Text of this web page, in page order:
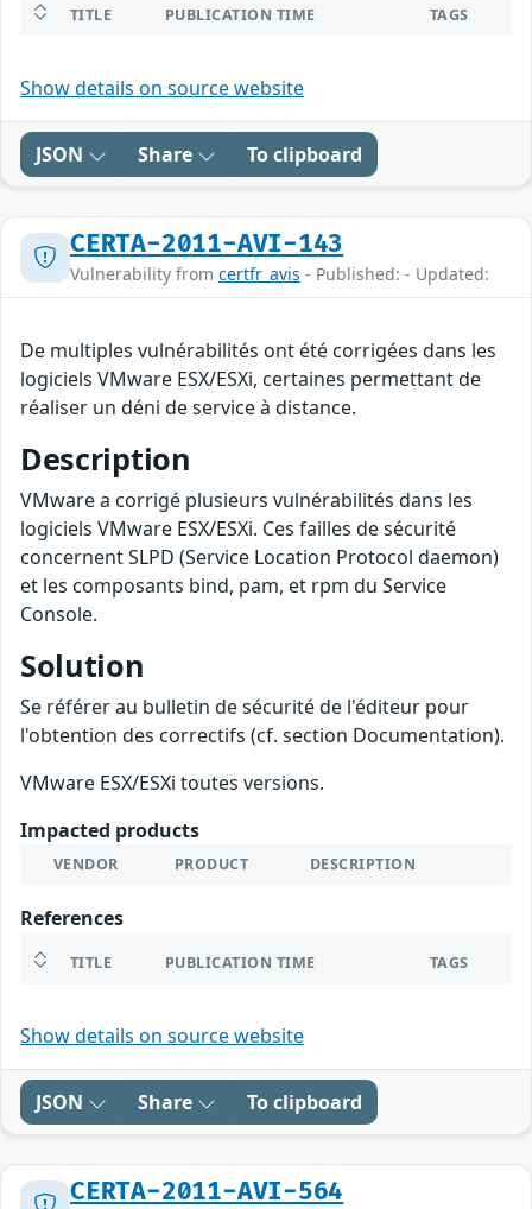
TITLE PUBLICATION TIME TAGS
Show details on source website
JSON Share To clipboard
CERTA-2011-AVI-143
Vulnerability from certfr_avis - Published: - Updated:
De multiples vulnérabilités ont été corrigées dans les
logiciels VMware ESX/ESXi, certaines permettant de
réaliser un déni de service à distance.
Description
VMware a corrigé plusieurs vulnérabilités dans les
logiciels VMware ESX/ESXi. Ces failles de sécurité
concernent SLPD (Service Location Protocol daemon)
et les composants bind, pam, et rpm du Service
Console.
Solution
Se référer au bulletin de sécurité de l'éditeur pour
l'obtention des correctifs (cf. section Documentation).
VMware ESX/ESXi toutes versions.
Impacted products
VENDOR PRODUCT DESCRIPTION
References
TITLE PUBLICATION TIME TAGS
Show details on source website
JSON Share To clipboard
CERTA-2011-AVI-564